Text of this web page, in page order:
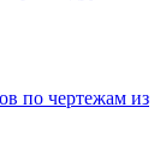
по чертежам из